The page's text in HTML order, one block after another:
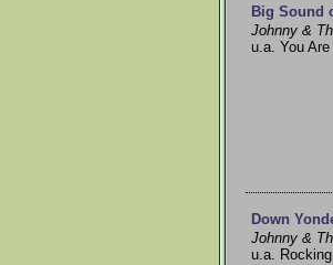
Big Sound
Johnny &
u.a. You
Down
Johnny &
u.a.